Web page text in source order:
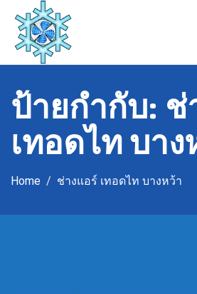
content
ป้ายกำกับ: ช่
เทอดไท บาง
Home ช่างแอร์ เทอดไท บางหว้า